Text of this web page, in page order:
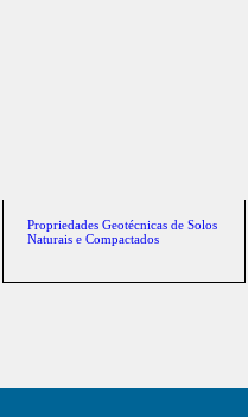
Propriedades Geotécnicas de Solos
Naturais e Compactados